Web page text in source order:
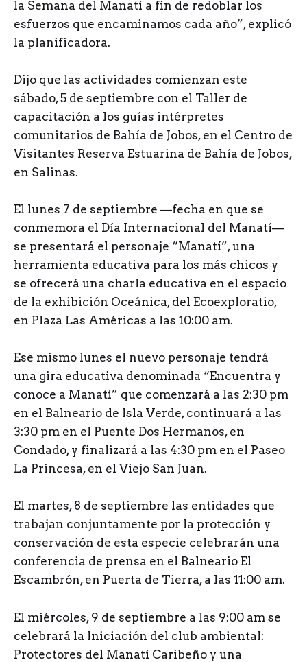
la Semana del Manatí a fin de redoblar los
esfuerzos que encaminamos cada año”, explicó
la planificadora.
Dijo que las actividades comienzan este
sábado, 5 de septiembre con el Taller de
capacitación a los guías intérpretes
comunitarios de Bahía de Jobos, en el Centro de
Visitantes Reserva Estuarina de Bahía de Jobos,
en Salinas.
El lunes 7 de septiembre —fecha en que se
conmemora el Día Internacional del Manatí—
se presentará el personaje “Manatí”, una
herramienta educativa para los más chicos y
se ofrecerá una charla educativa en el espacio
de la exhibición Oceánica, del Ecoexploratio,
en Plaza Las Américas a las 10:00 am.
Ese mismo lunes el nuevo personaje tendrá
una gira educativa denominada “Encuentra y
conoce a Manatí” que comenzará a las 2:30 pm
en el Balneario de Isla Verde, continuará a las
3:30 pm en el Puente Dos Hermanos, en
Condado, y finalizará a las 4:30 pm en el Paseo
La Princesa, en el Viejo San Juan.
El martes, 8 de septiembre las entidades que
trabajan conjuntamente por la protección y
conservación de esta especie celebrarán una
conferencia de prensa en el Balneario El
Escambrón, en Puerta de Tierra, a las 11:00 am.
El miércoles, 9 de septiembre a las 9:00 am se
celebrará la Iniciación del club ambiental:
Protectores del Manatí Caribeño y una